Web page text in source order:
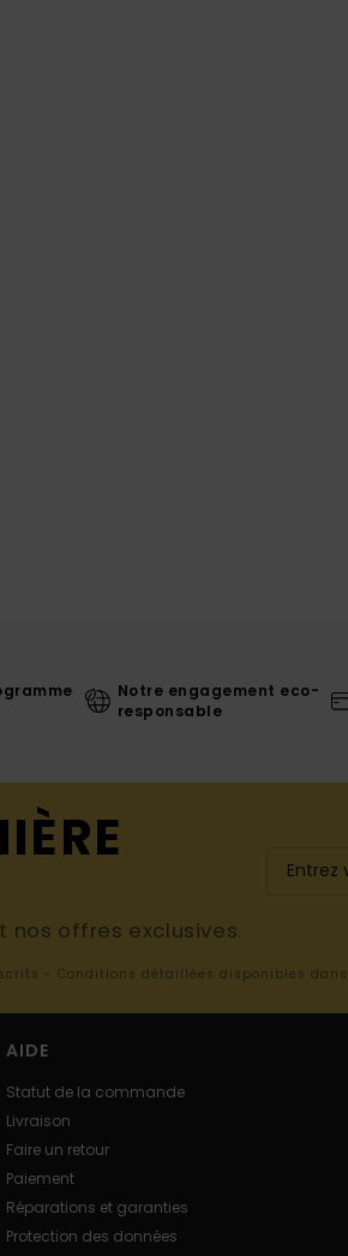
Notre engagement eco-
responsable
nos offres exclusives.
- Conditions détaillées disponibles
AIDE
Statut de la commande
Livraison
Faire un retour
Paiement
Réparations et garanties
Protection des données